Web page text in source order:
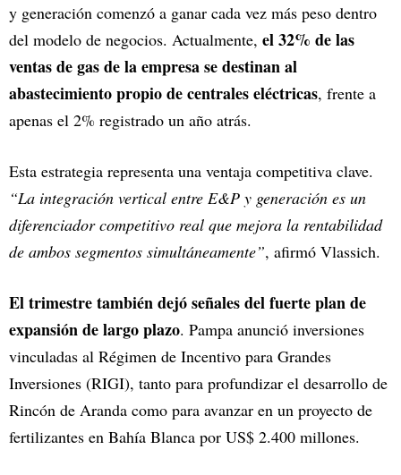
y generación comenzó a ganar cada vez más peso dentro
del modelo de negocios. Actualmente, el 32% de las
ventas de gas de la empresa se destinan al
abastecimiento propio de centrales eléctricas, frente a
apenas el 2% registrado un año atrás.
Esta estrategia representa una ventaja competitiva clave.
“La integración vertical entre E&P y generación es un
diferenciador competitivo real que mejora la rentabilidad
de ambos segmentos simultáneamente”, afirmó Vlassich.
El trimestre también dejó señales del fuerte plan de
expansión de largo plazo. Pampa anunció inversiones
vinculadas al Régimen de Incentivo para Grandes
Inversiones (RIGI), tanto para profundizar el desarrollo de
Rincón de Aranda como para avanzar en un proyecto de
fertilizantes en Bahía Blanca por US$ 2.400 millones.